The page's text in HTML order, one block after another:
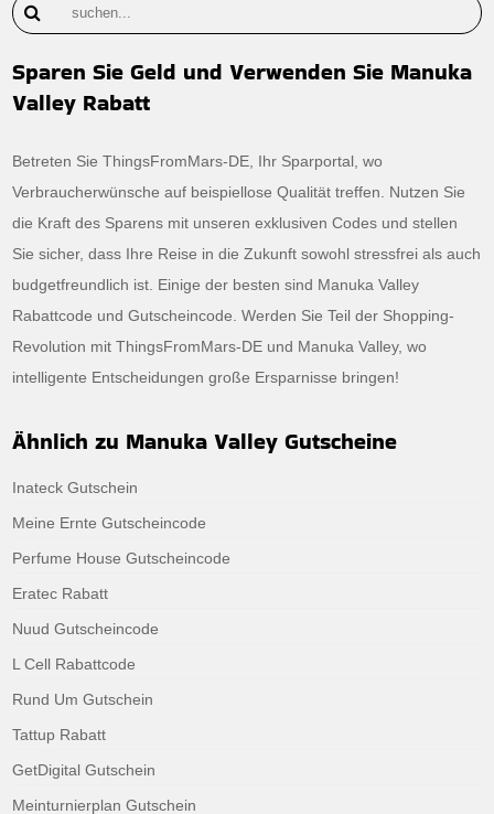
Sparen Sie Geld und Verwenden Sie Manuka
Valley Rabatt
Betreten Sie ThingsFromMars-DE, Ihr Sparportal, wo
Verbraucherwünsche auf beispiellose Qualität treffen. Nutzen Sie
die Kraft des Sparens mit unseren exklusiven Codes und stellen
Sie sicher, dass Ihre Reise in die Zukunft sowohl stressfrei als auch
budgetfreundlich ist. Einige der besten sind Manuka Valley
Rabattcode und Gutscheincode. Werden Sie Teil der Shopping-
Revolution mit ThingsFromMars-DE und Manuka Valley, wo
intelligente Entscheidungen große Ersparnisse bringen!
Ähnlich zu Manuka Valley Gutscheine
Inateck Gutschein
Meine Ernte Gutscheincode
Perfume House Gutscheincode
Eratec Rabatt
Nuud Gutscheincode
L Cell Rabattcode
Rund Um Gutschein
Tattup Rabatt
GetDigital Gutschein
Meinturnierplan Gutschein